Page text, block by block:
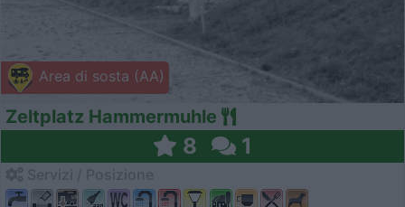
Area di sosta (AA)
Zeltplatz Hammermuhle
8 1